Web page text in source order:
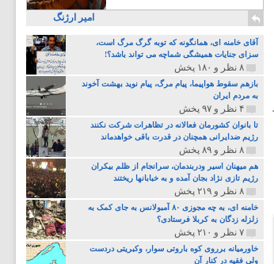
امیر ارژنگ
آقای خامنه ای، همانگونه که توبه گرگ مرگ است،
سزای جنایات همیشگی شماچه می تواند باشد؟!
۸ نظر و ۱۸۰ پخش
بازهم سقوط هواپیما، پیام مرگ، پیام نوید بهشت آخوند
به مردم ایران
۴ نظر و ۹۷ پخش
تا بانوان کشورمان فعالانه در تظاهرات شرکت نکنند
رژیم ضدایرانی همچنان در قدرت باقی خواهدماند
۸ نظر و ۸۹ پخش
هم میهنان اسیر ودربندمان، سرانجام از ظلم بیکران
رژیم تازی نژاد بجان آمده و به خبابانها ریختند
۸ نظر و ۲۱۹ پخش
خامنه ای، به چه مجوزی ۸۰ آمبولانس به جای کمک به
زلزله زدگان به کربلا فرستادی؟
۷ نظر و ۲۱۰ پخش
خاورمیانه برروی کوه باروتی سوار، وکبریتی دردست
ولی فقیه در کنار آن